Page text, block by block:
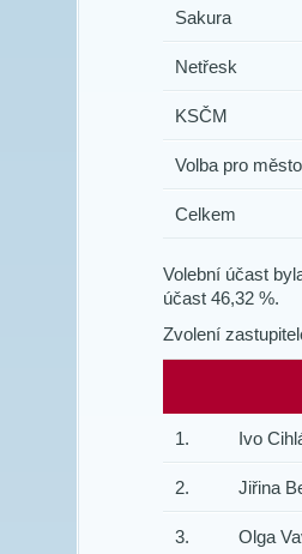
Sakura
Netřesk
KSČM
Volba pro město
Celkem
Volební účast
účast 46,32 %.
Zvolení
1. Ivo
2. Jiřina
3. Olga